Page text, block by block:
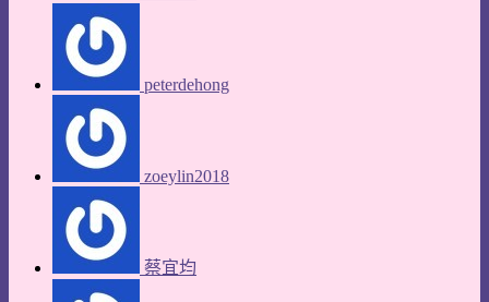
peterdehong
zoeylin2018
蔡宜均